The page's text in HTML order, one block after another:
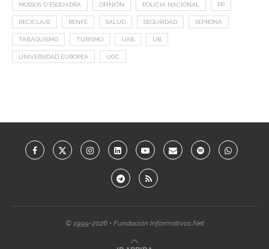
MOSSOS D'ESQUADRA OPINIÓN POLICÍA NACIONAL PP
RECICLAJE RENFE SALUD SEGURIDAD SEPRONA
TABAQUISMO TURISMO UAB UB
UNIVERSIDAD EUROPEA UOC
© 1999-2026 • Fundación Informativos.Net